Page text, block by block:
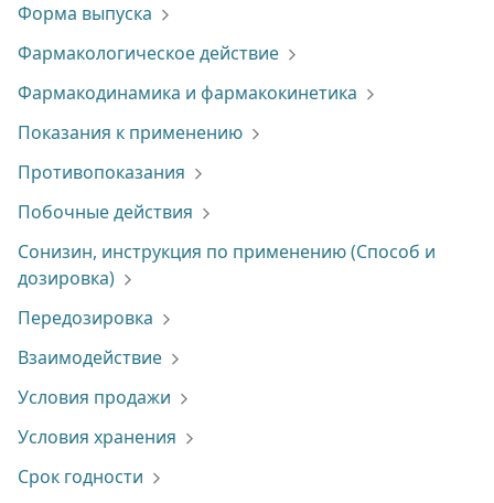
Форма выпуска
Фармакологическое действие
Фармакодинамика и фармакокинетика
Показания к применению
Противопоказания
Побочные действия
Сонизин, инструкция по применению (Способ и
дозировка)
Передозировка
Взаимодействие
Условия продажи
Условия хранения
Срок годности